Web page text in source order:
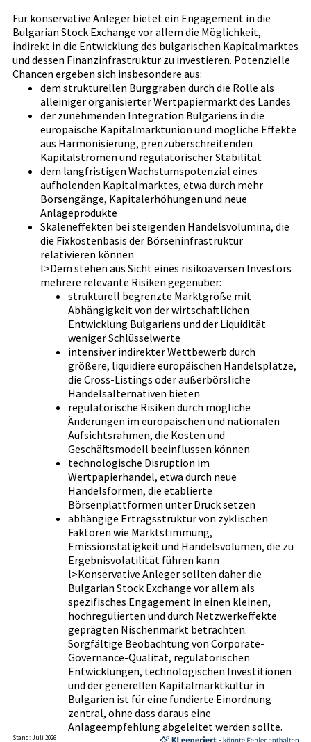
Für konservative Anleger bietet ein Engagement in die
Bulgarian Stock Exchange vor allem die Möglichkeit,
indirekt in die Entwicklung des bulgarischen Kapitalmarktes
und dessen Finanzinfrastruktur zu investieren. Potenzielle
Chancen ergeben sich insbesondere aus:
dem strukturellen Burggraben durch die Rolle als
alleiniger organisierter Wertpapiermarkt des Landes
der zunehmenden Integration Bulgariens in die
europäische Kapitalmarktunion und mögliche Effekte
aus Harmonisierung, grenzüberschreitenden
Kapitalströmen und regulatorischer Stabilität
dem langfristigen Wachstumspotenzial eines
aufholenden Kapitalmarktes, etwa durch mehr
Börsengänge, Kapitalerhöhungen und neue
Anlageprodukte
Skaleneffekten bei steigenden Handelsvolumina, die
die Fixkostenbasis der Börseninfrastruktur
relativieren können
l>Dem stehen aus Sicht eines risikoaversen Investors
mehrere relevante Risiken gegenüber:
strukturell begrenzte Marktgröße mit
Abhängigkeit von der wirtschaftlichen
Entwicklung Bulgariens und der Liquidität
weniger Schlüsselwerte
intensiver indirekter Wettbewerb durch
größere, liquidiere europäischen Handelsplätze,
die Cross-Listings oder außerbörsliche
Handelsalternativen bieten
regulatorische Risiken durch mögliche
Änderungen im europäischen und nationalen
Aufsichtsrahmen, die Kosten und
Geschäftsmodell beeinflussen können
technologische Disruption im
Wertpapierhandel, etwa durch neue
Handelsformen, die etablierte
Börsenplattformen unter Druck setzen
abhängige Ertragsstruktur von zyklischen
Faktoren wie Marktstimmung,
Emissionstätigkeit und Handelsvolumen, die zu
Ergebnisvolatilität führen kann
l>Konservative Anleger sollten daher die
Bulgarian Stock Exchange vor allem als
spezifisches Engagement in einen kleinen,
hochregulierten und durch Netzwerkeffekte
geprägten Nischenmarkt betrachten.
Sorgfältige Beobachtung von Corporate-
Governance-Qualität, regulatorischen
Entwicklungen, technologischen Investitionen
und der generellen Kapitalmarktkultur in
Bulgarien ist für eine fundierte Einordnung
zentral, ohne dass daraus eine
Anlageempfehlung abgeleitet werden sollte.
Stand: Juli 2026